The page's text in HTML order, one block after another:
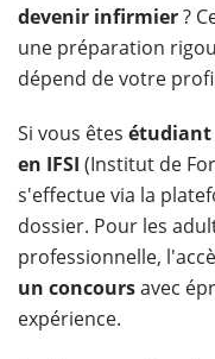
devenir infirmier?
une préparation
dépend de votre
Si vous êtes étudiant
en IFSI (Institut de
s'effectue via la
dossier. Pour les
professionnelle,
un concoursavec
expérience.